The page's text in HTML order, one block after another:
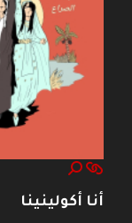
أنا أكولينينا